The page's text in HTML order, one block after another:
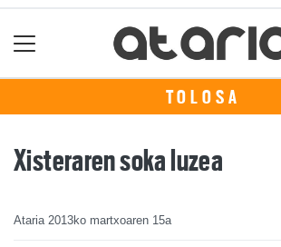
TOLOSA
Xisteraren soka luzea
Ataria 2013ko martxoaren 15a